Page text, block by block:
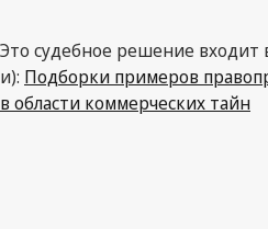
Это судебное решение
и): Подборки примеров
в области коммерческих тайн